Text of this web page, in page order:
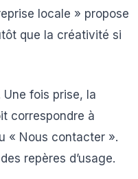
locale » propose
que la créativité si
Une fois prise, la
correspondre à
« Nous contacter ».
repères d’usage.